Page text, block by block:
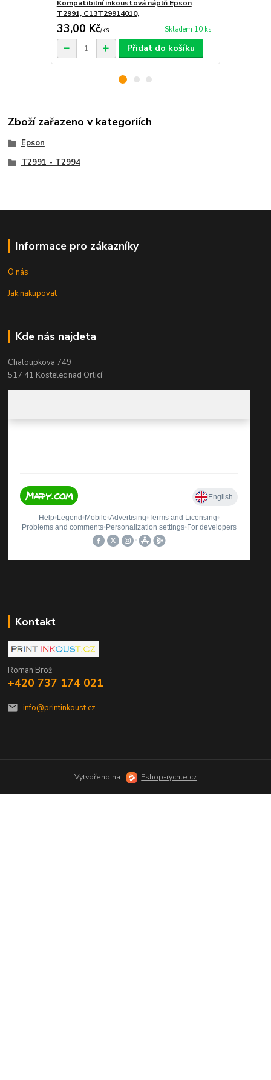
Kompatibilní inkoustová náplň Epson
T2991, C13T29914010,
33,00 Kč/ks Skladem 10 ks
Přidat do košíku
Zboží zařazeno v kategoriích
Epson
T2991 - T2994
Informace pro zákazníky
O nás
Jak nakupovat
Kde nás najdeta
Chaloupkova 749
517 41 Kostelec nad Orlicí
Kontakt
Roman Brož
+420 737 174 021
info@printinkoust.cz
Vytvořeno na Eshop-rychle.cz